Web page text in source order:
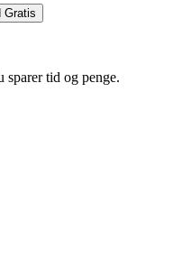
Gratis
sparer tid og penge.